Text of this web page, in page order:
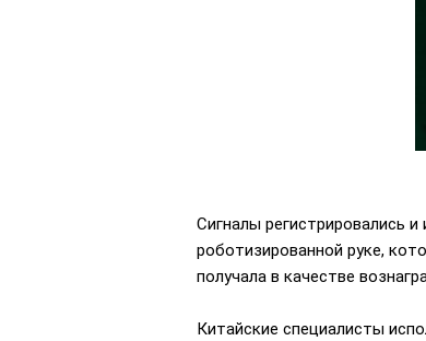
Сигналы регистрировались
роботизированной руке,
получала в качестве
Китайские специалисты